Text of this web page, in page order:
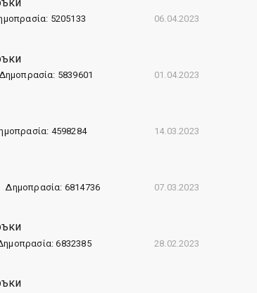
5205133 06.04.2023
5839601 01.04.2023
4598284 14.03.2023
Δημοπρασία: 6814736 07.03.2023
6832385 28.02.2023